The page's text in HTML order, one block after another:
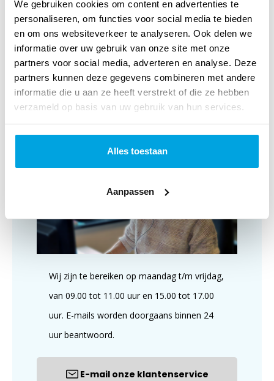
We gebruiken cookies om content en advertenties te
personaliseren, om functies voor social media te bieden
en om ons websiteverkeer te analyseren. Ook delen we
informatie over uw gebruik van onze site met onze
partners voor social media, adverteren en analyse. Deze
partners kunnen deze gegevens combineren met andere
informatie die u aan ze heeft verstrekt of die ze hebben
verzameld op basis van uw gebruik van hun services.
Alles toestaan
Aanpassen
luchtig. Elise weet met haar stem mensen te raken en te
ontroeren. 'Nu' is een fris en veelzijdig album waarop ze
haar talenten optimaal laat horen en haar kwaliteiten als
kleinkunstenares en zangeres met prachtige liedjes
onderstreept.(bron: Ecovata)
Klantenservice
Wij zijn te bereiken op maandag t/m vrijdag,
van 09.00 tot 11.00 uur en 15.00 tot 17.00
uur. E-mails worden doorgaans binnen 24
uur beantwoord.
E-mail onze klantenservice